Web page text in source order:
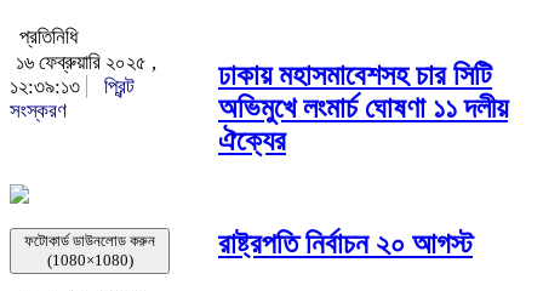
প্রতিনিধি
১৬ ফেব্রুয়ারি ২০২৫ ,
১২:৩৯:১৩
প্রিন্ট
সংস্করণ
ফটোকার্ড ডাউনলোড করুন
(1080×1080)
ঢাকায় মহাসমাবেশসহ চার সিটি
অভিমুখে লংমার্চ ঘোষণা ১১ দলীয়
ঐক্যের
রাষ্ট্রপতি নির্বাচন ২০ আগস্ট